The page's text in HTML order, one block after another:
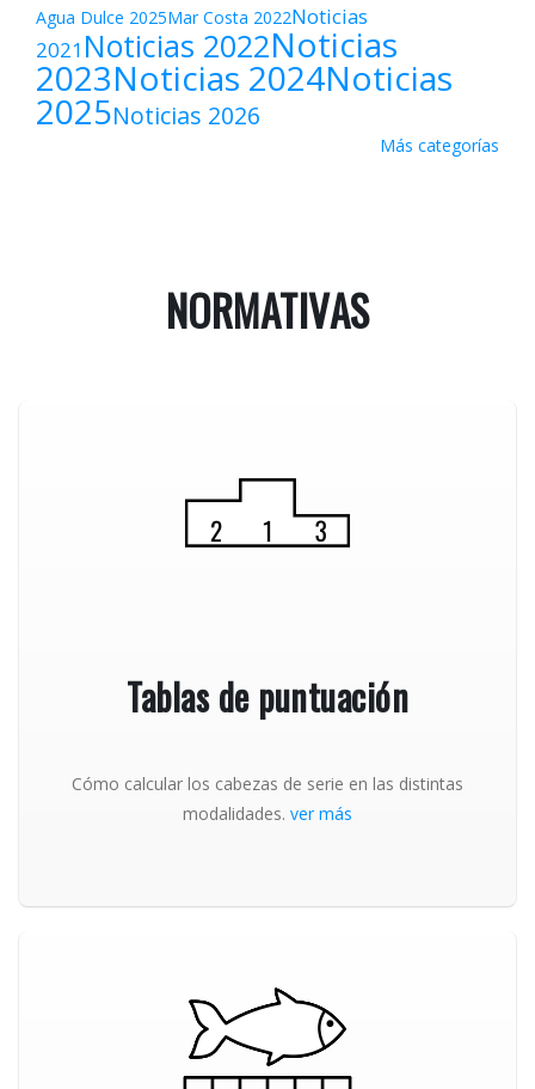
Agua Dulce 2025Mar Costa 2022Noticias
2021 Noticias 2022Noticias
2023Noticias 2024Noticias
2025Noticias 2026
Más categorías
NORMATIVAS
Tablas de puntuación
Cómo calcular los cabezas de serie en las distintas
modalidades. ver más